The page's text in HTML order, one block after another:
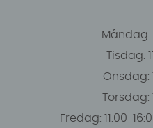
Måndag:
Tisdag:
Onsdag:
Torsdag:
Fredag: 11.00-